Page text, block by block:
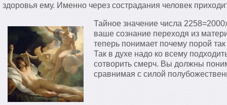
здоровья ему. Именно через сострадания человек
Тайное значение числа
ваше сознание переходя из
теперь понимает почему порой
Так в духе надо ко всему
сотворить смерч. Вы должны
сравнимая с силой